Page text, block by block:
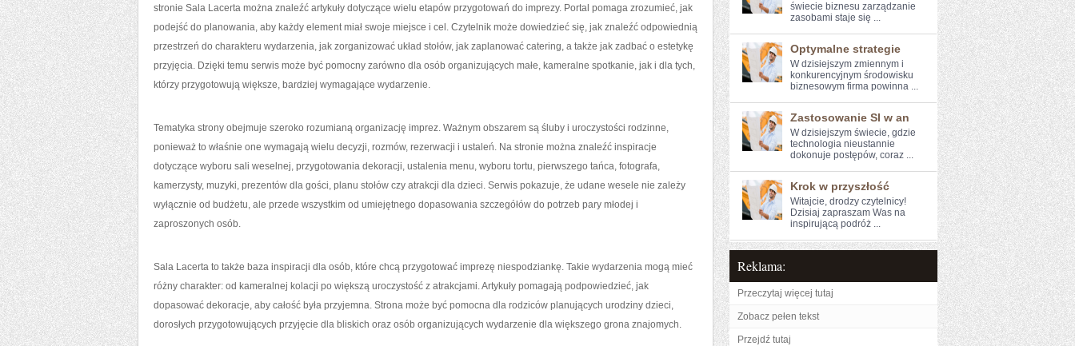
stronie Sala Lacerta można znaleźć artykuły dotyczące wielu etapów przygotowań do imprezy. Portal pomaga zrozumieć, jak
podejść do planowania, aby każdy element miał swoje miejsce i cel. Czytelnik może dowiedzieć się, jak znaleźć odpowiednią
przestrzeń do charakteru wydarzenia, jak zorganizować układ stołów, jak zaplanować catering, a także jak zadbać o estetykę
przyjęcia. Dzięki temu serwis może być pomocny zarówno dla osób organizujących małe, kameralne spotkanie, jak i dla tych,
którzy przygotowują większe, bardziej wymagające wydarzenie.
Tematyka strony obejmuje szeroko rozumianą organizację imprez. Ważnym obszarem są śluby i uroczystości rodzinne,
ponieważ to właśnie one wymagają wielu decyzji, rozmów, rezerwacji i ustaleń. Na stronie można znaleźć inspiracje
dotyczące wyboru sali weselnej, przygotowania dekoracji, ustalenia menu, wyboru tortu, pierwszego tańca, fotografa,
kamerzysty, muzyki, prezentów dla gości, planu stołów czy atrakcji dla dzieci. Serwis pokazuje, że udane wesele nie zależy
wyłącznie od budżetu, ale przede wszystkim od umiejętnego dopasowania szczegółów do potrzeb pary młodej i
zaproszonych osób.
Sala Lacerta to także baza inspiracji dla osób, które chcą przygotować imprezę niespodziankę. Takie wydarzenia mogą mieć
różny charakter: od kameralnej kolacji po większą uroczystość z atrakcjami. Artykuły pomagają podpowiedzieć, jak
dopasować dekoracje, aby całość była przyjemna. Strona może być pomocna dla rodziców planujących urodziny dzieci,
dorosłych przygotowujących przyjęcie dla bliskich oraz osób organizujących wydarzenie dla większego grona znajomych.
‌świecie biznesu zarządzanie
zasobami staje się ...
Optymalne strategie
W dzisiejszym zmiennym i
konkurencyjnym środowisku
biznesowym firma ‌powinna ...
Zastosowanie SI w an
W dzisiejszym świecie, ​gdzie
technologia nieustannie
dokonuje ⁤postępów, coraz ...
Krok w przyszłość
Witajcie, drodzy czytelnicy!
Dzisiaj zapraszam‌ Was na
inspirującą ⁢podróż ...
Reklama:
Przeczytaj więcej tutaj
Zobacz pełen tekst
Przejdź tutaj